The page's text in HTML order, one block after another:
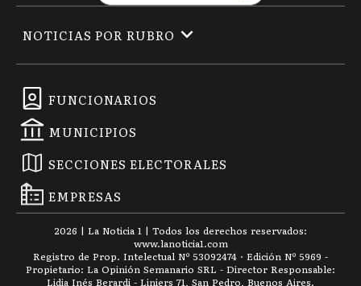
FUNCIONARIOS
MUNICIPIOS
SECCIONES ELECTORALES
EMPRESAS
NOTICIAS POR RUBRO
2026 | La Noticia 1 | Todos los derechos reservados:
www.lanoticia1.com
Registro de Prop. Intelectual Nº 53092474 · Edición Nº 5969 -
Propietario: La Opinión Semanario SRL - Director Responsable:
Lidia Inés Berardi - Liniers 71, San Pedro, Buenos Aires.